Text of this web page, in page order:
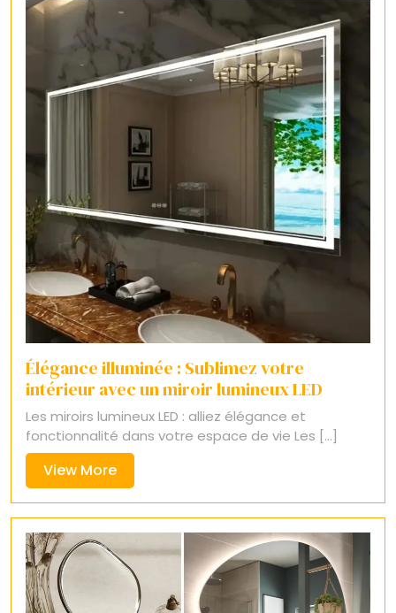
Élégance illuminée : Sublimez votre
intérieur avec un miroir lumineux LED
Les miroirs lumineux LED : alliez élégance et
fonctionnalité dans votre espace de vie Les [...]
View MoreView
More